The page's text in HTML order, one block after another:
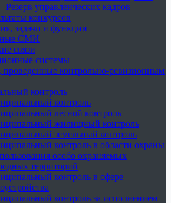
Резерв управленческих кадров
конкурсов
задачи и функции
СМИ
связи
системы
проведенные контрольно-ревизионным
контроль
контроль
лесной контроль
жилищный контроль
земельный контроль
контроль в области охраны
особо охраняемых
территорий
контроль в сфере
контроль за исполнением